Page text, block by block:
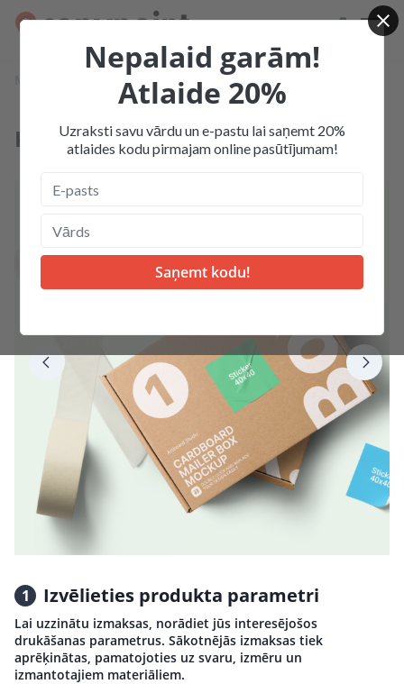
Produkcija Uzlīmes, stikeri Kvadrāta uzlīmes
Kvadrāta uzlīmes
1 Izvēlieties produkta parametri
Lai uzzinātu izmaksas, norādiet jūs interesējošos
drukāšanas parametrus. Sākotnējās izmaksas tiek
aprēķinātas, pamatojoties uz svaru, izmēru un
izmantotajiem materiāliem.
Nepalaid garām!
Atlaide 20%
Uzraksti savu vārdu un e-pastu lai saņemt 20%
atlaides kodu pirmajam online pasūtījumam!